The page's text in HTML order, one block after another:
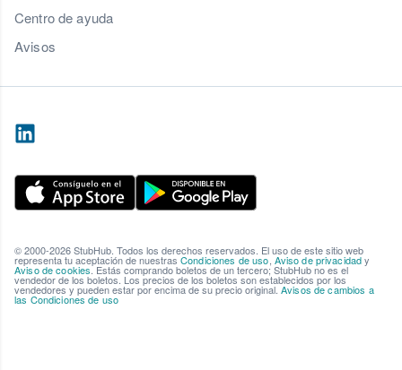
Centro de ayuda
Avisos
© 2000-2026 StubHub. Todos los derechos reservados. El uso de este sitio web
representa tu aceptación de nuestras Condiciones de uso, Aviso de privacidady
Aviso de cookies. Estás comprando boletos de un tercero; StubHub no es el
vendedor de los boletos. Los precios de los boletos son establecidos por los
vendedores y pueden estar por encima de su precio original. Avisos de cambios a
las Condiciones de uso